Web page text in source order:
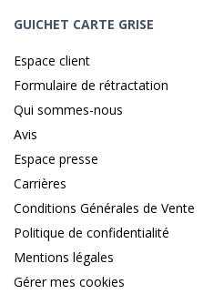
GUICHET CARTE GRISE
Espace client
Formulaire de rétractation
Qui sommes-nous
Avis
Espace presse
Carrières
Conditions Générales de Vente
Politique de confidentialité
Mentions légales
Gérer mes cookies